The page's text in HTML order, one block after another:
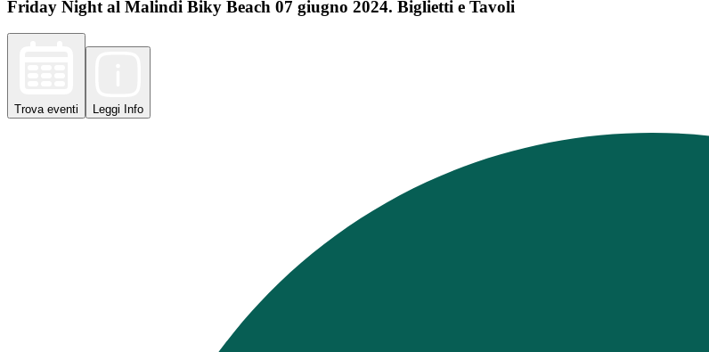
Friday Night al Malindi Biky Beach 07 giugno 2024. Biglietti e Tavoli
Trova eventi Leggi Info